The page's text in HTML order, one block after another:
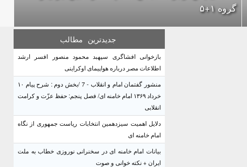
گروه ۱+۵
جدیدترین مطالب
بازخوانی افشاگری سپهبد محمود منصور افسر ارشد
اطلاعات مصر درباره هواپیمای اوکراینی
منشور گفتمان امام و انقلاب - 7 /بخش دوم : شرح پیام ۱۰
خرداد ۱۳۶۹ امام خامنه ای/ فصل پنجم: حفظ عزّت و کرامت
انقلابی
دلایل اهمیت سیزدهمین انتخابات ریاست جمهوری از نگاه
امام خامنه ای
بیانات امام خامنه ای در سخنرانی نوروزی خطاب به ملت
ایران + نکته خوانی و صوت